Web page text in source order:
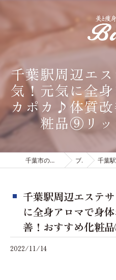
千葉駅周辺エ
気！元気に全
カポカ♪体質改
粧品⑨リッ
千葉市のエステは有限会社ビソウ ブログ 千葉駅周辺エス
千葉駅周辺エステ
に全身アロマで身
善！おすすめ化粧
2022/11/14